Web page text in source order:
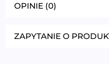
OPINIE (0)
ZAPYTANIE O